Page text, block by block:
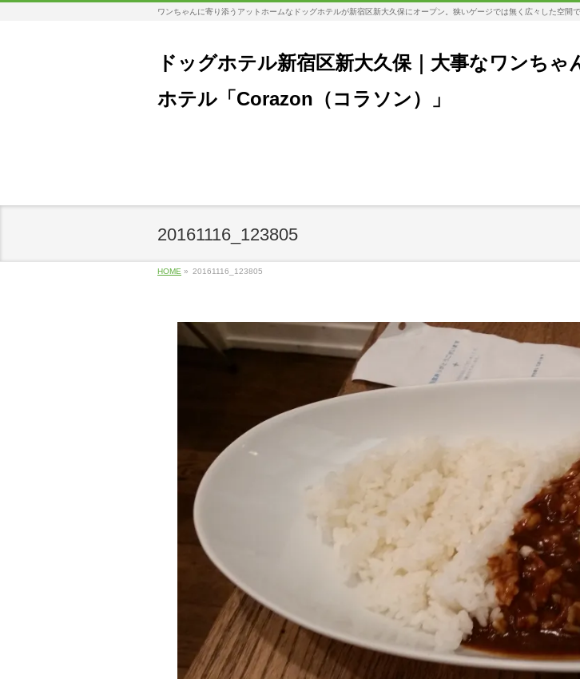
ワンちゃんに寄り添うアットホームなドッグホテルが新宿区新大久保にオープン。狭いゲージでは無く広々した空
ドッグホテル新宿区新大久保｜大事なワンち
ホテル「Corazon（コラソン）」
20161116_123805
HOME » 20161116_123805